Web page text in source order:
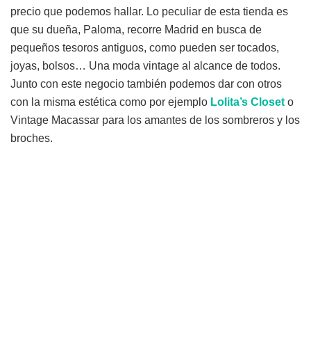
precio que podemos hallar. Lo peculiar de esta tienda es
que su dueña, Paloma, recorre Madrid en busca de
pequeños tesoros antiguos, como pueden ser tocados,
joyas, bolsos… Una moda vintage al alcance de todos.
Junto con este negocio también podemos dar con otros
con la misma estética como por ejemplo Lolita’s Closet o
Vintage Macassar para los amantes de los sombreros y los
broches.